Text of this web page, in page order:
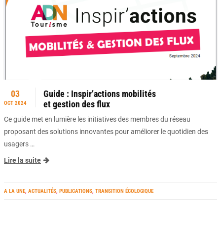
03
OCT 2024
Guide : Inspir’actions mobilités
et gestion des flux
Ce guide met en lumière les initiatives des membres du réseau
proposant des solutions innovantes pour améliorer le quotidien des
usagers …
Lire la suite
A LA UNE, ACTUALITÉS, PUBLICATIONS, TRANSITION ÉCOLOGIQUE